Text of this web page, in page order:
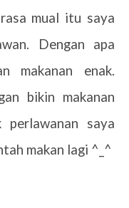
mual itu saya
Dengan apa
makanan enak.
bikin makanan
saya
makan lagi ^_^